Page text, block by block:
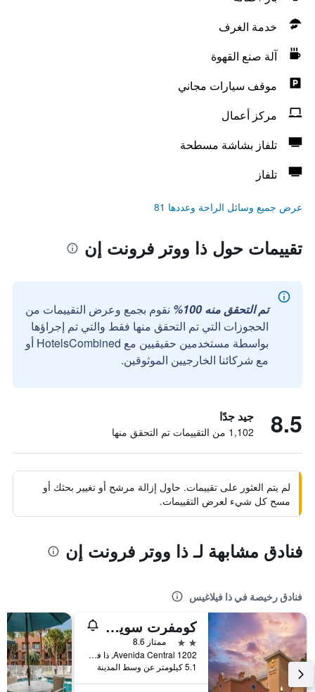
خدمة الغرف
آلة صنع القهوة
موقف سيارات مجاني
مركز أعمال
تلفاز بشاشة مسطحة
تلفاز
عرض جميع وسائل الراحة وعددها 81
تقييمات حول ذا ووتر فرونت إن
تم التحقق منه 100%
نقوم بجمع وعرض التقييمات من
الحجوزات التي تم التحقق منها فقط والتي تم إجراؤها
بواسطة مستخدمين حقيقيين مع HotelsCombined أو
مع شركائنا الخارجيين الموثوقين.
8.5 جيد جدًا
1,102 من التقييمات تم التحقق منها
لم يتم العثور على تقييمات. حاول إزالة مرشح أو تغيير بحثك أو
مسح كل شيء لعرض التقييمات.
فنادق مشابهة لـ ذا ووتر فرونت إن
فنادق رخيصة في ذا فيلاغيس
كومفرت سويتس ليدي ليك - ذا فيليدجز
2 نجمتين
ممتاز 8.6
1202 Avenida Central, ذا فيلاغيس, FL, الولايات المتحدة الأميريكية
5.1 كيلومتر عن وسط المدينة